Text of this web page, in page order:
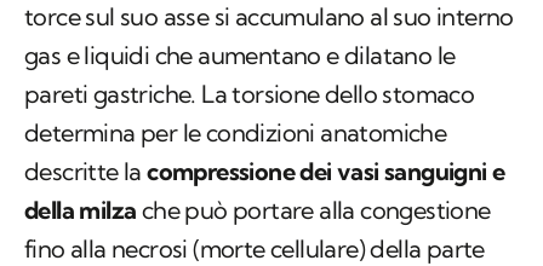
torce sul suo asse si accumulano al suo interno
gas e liquidi che aumentano e dilatano le
pareti gastriche. La torsione dello stomaco
determina per le condizioni anatomiche
descritte lacompressione dei vasi sanguigni e
della milza che può portare alla congestione
fino alla necrosi (morte cellulare) della parte